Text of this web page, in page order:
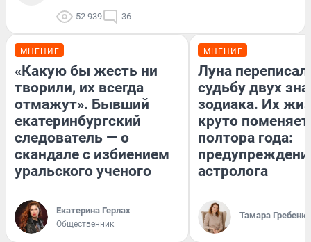
52 939 36
МНЕНИЕ
«Какую бы жесть ни
творили, их всегда
отмажут». Бывший
екатеринбургский
следователь — о
скандале с избиением
уральского ученого
Екатерина Герлах
Общественник
МНЕНИЕ
Луна
судьбу двух
зодиака. Их
круто
полтора года:
астролога
Тамара